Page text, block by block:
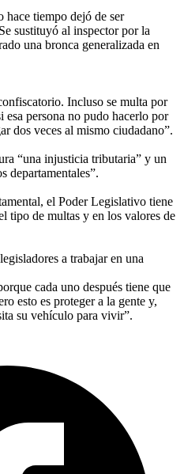
hace tiempo dejó de ser
sustituyó al inspector por la
una bronca generalizada en
Incluso se multa por
esa persona no pudo hacerlo por
dos veces al mismo ciudadano”.
“una injusticia tributaria” y un
departamentales”.
el Poder Legislativo tiene
tipo de multas y en los valores de
a trabajar en una
cada uno después tiene que
esto es proteger a la gente y,
su vehículo para vivir”.